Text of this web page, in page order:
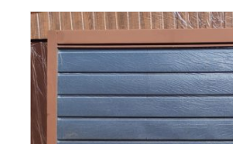
Proszę wpisać odpowiedź cyframi:
14 − 2 =